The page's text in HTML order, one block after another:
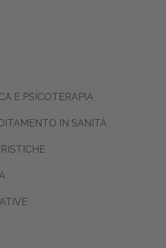
E PSICOTERAPIA
IN SANITÀ